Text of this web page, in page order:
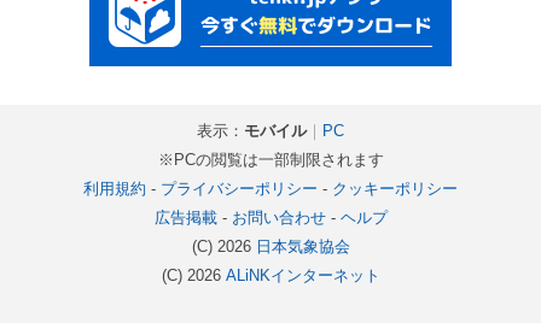
表示： モバイル｜ PC
※PCの閲覧は一部制限されます
利用規約 - プライバシーポリシー - クッキーポリシー
広告掲載- お問い合わせ- ヘルプ
(C) 2026 日本気象協会
(C) 2026 ALiNKインターネット